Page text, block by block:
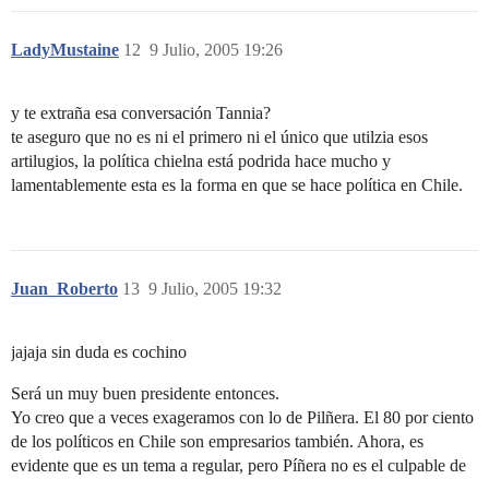
LadyMustaine 9 Julio, 2005 19:26
12
y te extraña esa conversación Tannia?
te aseguro que no es ni el primero ni el único que utilzia esos
artilugios, la política chielna está podrida hace mucho y
lamentablemente esta es la forma en que se hace política en Chile.
Juan_Roberto 9 Julio, 2005 19:32
13
jajaja sin duda es cochino
Será un muy buen presidente entonces.
Yo creo que a veces exageramos con lo de Pilñera. El 80 por ciento
de los políticos en Chile son empresarios también. Ahora, es
evidente que es un tema a regular, pero Píñera no es el culpable de